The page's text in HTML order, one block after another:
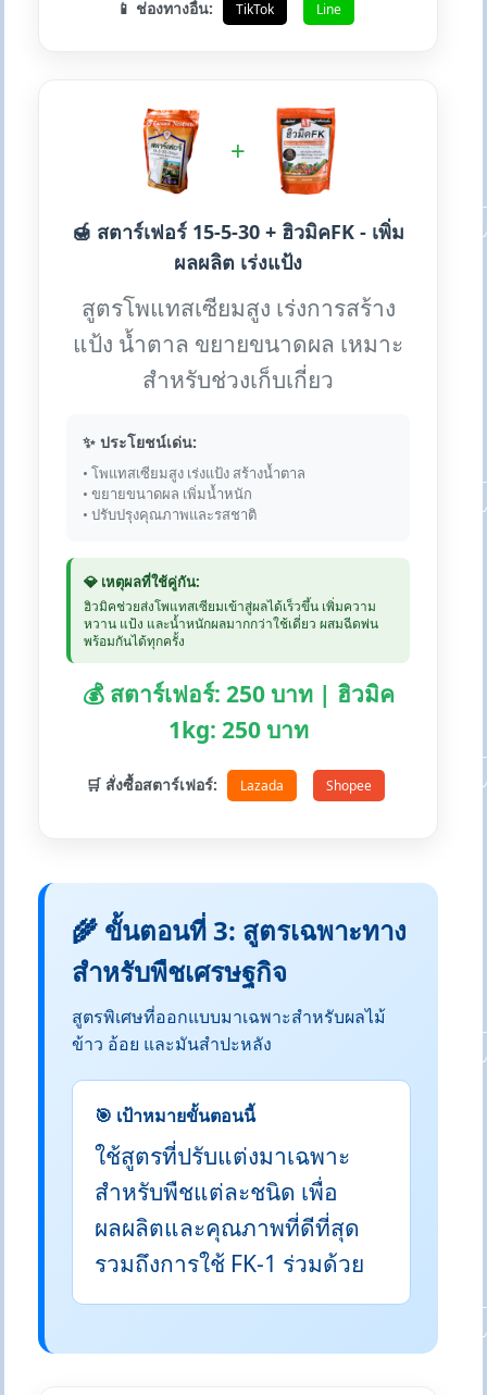
📱 ช่องทางอื่น: TikTok Line
+
🍯 สตาร์เฟอร์ 15-5-30 + ฮิวมิคFK - เพิ่ม
ผลผลิต เร่งแป้ง
สูตรโพแทสเซียมสูง เร่งการสร้าง
แป้ง น้ำตาล ขยายขนาดผล เหมาะ
สำหรับช่วงเก็บเกี่ยว
✨ ประโยชน์เด่น:
• โพแทสเซียมสูง เร่งแป้ง สร้างน้ำตาล
• ขยายขนาดผล เพิ่มน้ำหนัก
• ปรับปรุงคุณภาพและรสชาติ
💎 เหตุผลที่ใช้คู่กัน:
ฮิวมิคช่วยส่งโพแทสเซียมเข้าสู่ผลได้เร็วขึ้น เพิ่มความ
หวาน แป้ง และน้ำหนักผลมากกว่าใช้เดี่ยว ผสมฉีดพ่น
พร้อมกันได้ทุกครั้ง
💰 สตาร์เฟอร์: 250 บาท | ฮิวมิค
1kg: 250 บาท
🛒 สั่งซื้อสตาร์เฟอร์: Lazada Shopee
🌾 ขั้นตอนที่ 3: สูตรเฉพาะทาง
สำหรับพืชเศรษฐกิจ
สูตรพิเศษที่ออกแบบมาเฉพาะสำหรับผลไม้
ข้าว อ้อย และมันสำปะหลัง
🎯 เป้าหมายขั้นตอนนี้
ใช้สูตรที่ปรับแต่งมาเฉพาะ
สำหรับพืชแต่ละชนิด เพื่อ
ผลผลิตและคุณภาพที่ดีที่สุด
รวมถึงการใช้ FK-1 ร่วมด้วย